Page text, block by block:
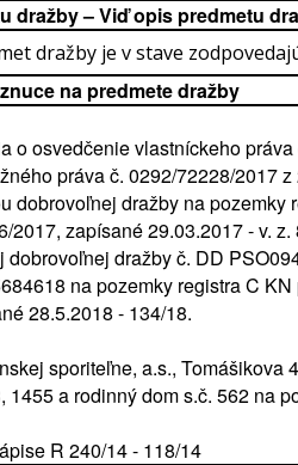
dražby – Viď opis predmetu
dražby je v stave
na predmete dražby
o osvedčenie vlastníckeho
práva č. 0292/72228/2017
dobrovoľnej dražby na
2017, zapísané 29.03.2017 - v. z.
dražby č. DD
na pozemky registra C
28.5.2018 - 134/18.
sporiteľne, a.s.,
1455 a rodinný dom s.č. 562 na
R 240/14 - 118/14